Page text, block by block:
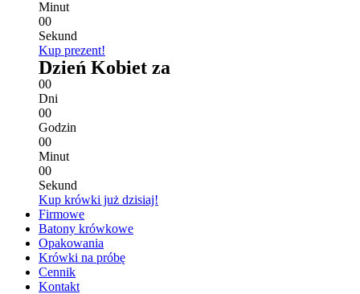
Minut
00
Sekund
Kup prezent!
Dzień Kobiet za
00
Dni
00
Godzin
00
Minut
00
Sekund
Kup krówki już dzisiaj!
Firmowe
Batony krówkowe
Opakowania
Krówki na próbę
Cennik
Kontakt